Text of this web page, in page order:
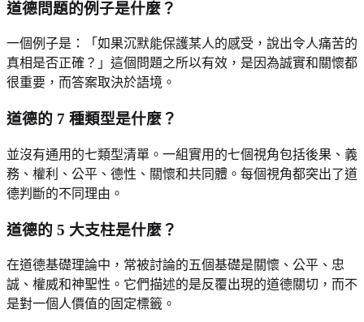
道德問題的例子是什麼？
一個例子是：「如果沉默能保護某人的感受，說出令人痛苦的
真相是否正確？」這個問題之所以有效，是因為誠實和關懷都
很重要，而答案取決於語境。
道德的 7 種類型是什麼？
並沒有通用的七類型清單。一組實用的七個視角包括後果、義
務、權利、公平、德性、關懷和共同體。每個視角都突出了道
德判斷的不同理由。
道德的 5 大支柱是什麼？
在道德基礎理論中，常被討論的五個基礎是關懷、公平、忠
誠、權威和神聖性。它們描述的是反覆出現的道德關切，而不
是對一個人價值的固定標籤。